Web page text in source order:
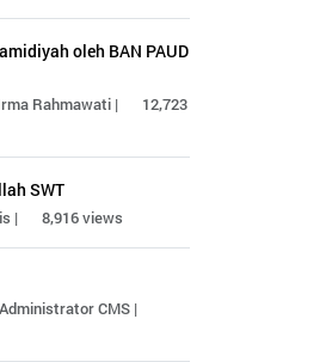
oleh BAN PAUD
Rahmawati |
12,723
SWT
| 8,916 views
CMS |